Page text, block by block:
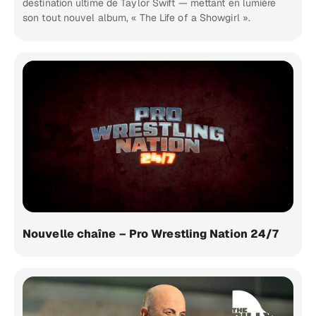
destination ultime de Taylor Swift — mettant en lumière
son tout nouvel album, « The Life of a Showgirl ».
Nouvelle chaîne – Pro Wrestling Nation 24/7